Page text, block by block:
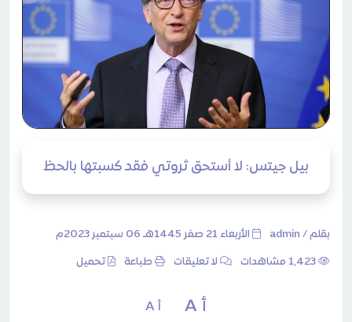
بيل جيتس: لا أستحق ثروتي فقد كسبتها بالحظ
بقلم / admin الأربعاء 21 صفر 1445هـ 06 سبتمبر 2023م
لا تعليقات طباعة تحميل
أ A أ A